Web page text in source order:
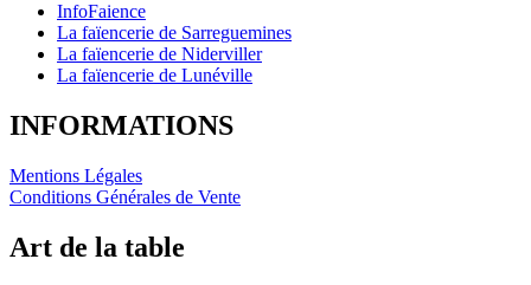
InfoFaience
La faïencerie de Sarreguemines
La faïencerie de Niderviller
La faïencerie de Lunéville
INFORMATIONS
Mentions Légales
Conditions Générales de Vente
Art de la table